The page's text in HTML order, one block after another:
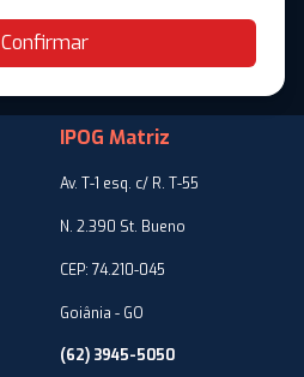
Confirmar
IPOG Matriz
Av. T-1 esq. c/ R. T-55
N. 2.390 St. Bueno
CEP: 74.210-045
Goiânia - GO
(62) 3945-5050